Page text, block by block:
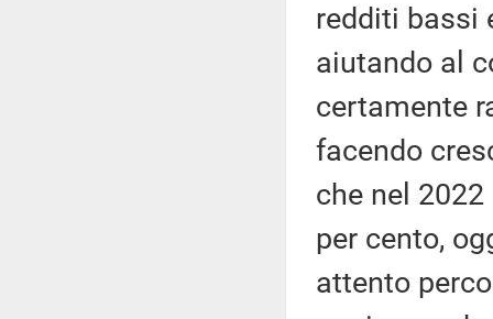
redditi bassi
aiutando al
certamente
facendo
che nel
per cento,
attento